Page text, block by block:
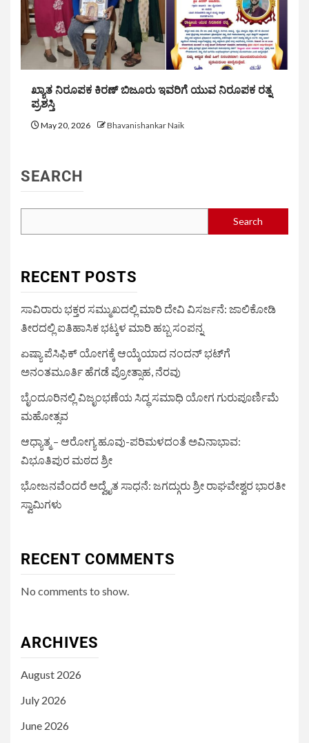
ಖ್ಯಾತ ನಿರೂಪಕ ಕಿರಣ್ ಬಿಜೂರು ಇವರಿಗೆ ಯುವ ನಿರೂಪಕ ರತ್ನ
ಪ್ರಶಸ್ತಿ
May 20, 2026 Bhavanishankar Naik
SEARCH
Search
RECENT POSTS
ಸಾವಿರಾರು ಭಕ್ತರ ಸಮ್ಮುಖದಲ್ಲಿ ಮಾರಿ ದೇವಿ ವಿಸರ್ಜನೆ: ಜಾಲಿಕೋಡಿ
ತೀರದಲ್ಲಿ ಐತಿಹಾಸಿಕ ಭಟ್ಕಳ ಮಾರಿ ಹಬ್ಬ ಸಂಪನ್ನ
ಏಷ್ಯಾ ಪೆಸಿಫಿಕ್ ಯೋಗಕ್ಕೆ ಆಯ್ಕೆಯಾದ ನಂದನ್ ಭಟ್‌ಗೆ
ಅನಂತಮೂರ್ತಿ ಹೆಗಡೆ ಪ್ರೋತ್ಸಾಹ, ನೆರವು
ಬೈಂದೂರಿನಲ್ಲಿ ವಿಜೃಂಭಣೆಯ ಸಿದ್ಧ ಸಮಾಧಿ ಯೋಗ ಗುರುಪೂರ್ಣಿಮೆ
ಮಹೋತ್ಸವ
ಆಧ್ಯಾತ್ಮ – ಆರೋಗ್ಯ ಹೂವು-ಪರಿಮಳದಂತೆ ಅವಿನಾಭಾವ:
ವಿಭೂತಿಪುರ ಮಠದ ಶ್ರೀ
ಭೋಜನವೆಂದರೆ ಅದ್ವೈತ ಸಾಧನೆ: ಜಗದ್ಗುರು ಶ್ರೀ ರಾಘವೇಶ್ವರ ಭಾರತೀ
ಸ್ವಾಮಿಗಳು
RECENT COMMENTS
No comments to show.
ARCHIVES
August 2026
July 2026
June 2026